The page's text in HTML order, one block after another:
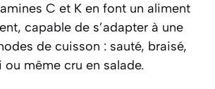
C et K en font un aliment
capable de s’adapter à une
de cuisson : sauté, braisé,
même cru en salade.